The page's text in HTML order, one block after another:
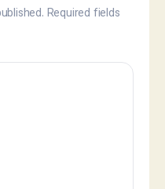
Required fields